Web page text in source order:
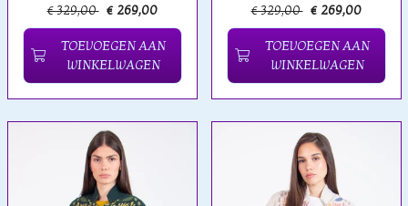
€ 329,00 € 269,00
TOEVOEGEN AAN
WINKELWAGEN
€ 329,00 € 269,00
TOEVOEGEN AAN
WINKELWAGEN